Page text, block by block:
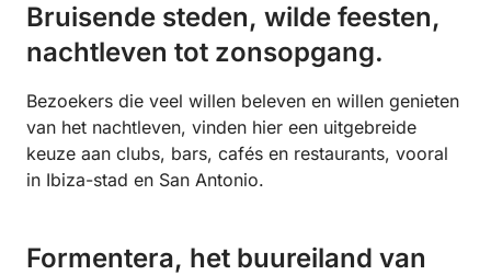
Bruisende steden, wilde feesten,
nachtleven tot zonsopgang.
Bezoekers die veel willen beleven en willen genieten
van het nachtleven, vinden hier een uitgebreide
keuze aan clubs, bars, cafés en restaurants, vooral
in Ibiza-stad en San Antonio.
Formentera, het buureiland van